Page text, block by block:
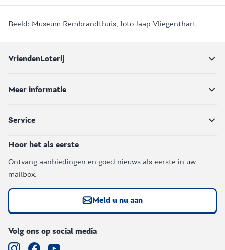
Beeld: Museum Rembrandthuis, foto Jaap Vliegenthart
VriendenLoterij
Meer informatie
Service
Hoor het als eerste
Ontvang aanbiedingen en goed nieuws als eerste in uw
mailbox.
Meld u nu aan
Volg ons op social media